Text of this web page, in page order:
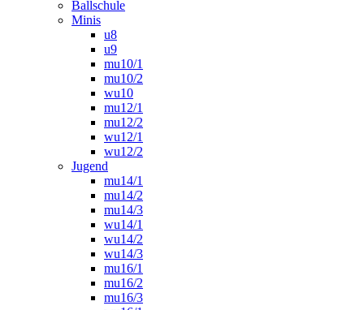
Ballschule
Minis
u8
u9
mu10/1
mu10/2
wu10
mu12/1
mu12/2
wu12/1
wu12/2
Jugend
mu14/1
mu14/2
mu14/3
wu14/1
wu14/2
wu14/3
mu16/1
mu16/2
mu16/3